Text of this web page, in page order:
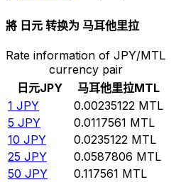
將 日元 转换为 马耳他里拉
Rate information of JPY/MTL
currency pair
日元JPY 马耳他里拉MTL
1 JPY 0.00235122 MTL
5 JPY 0.0117561 MTL
10 JPY 0.0235122 MTL
25 JPY 0.0587806 MTL
50 JPY 0.117561 MTL